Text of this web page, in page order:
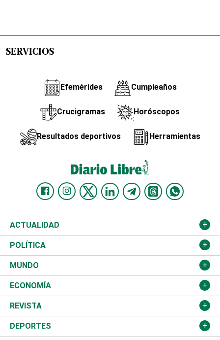
SERVICIOS
Efemérides Cumpleaños
Crucigramas Horóscopos
Resultados deportivos Herramientas
ACTUALIDAD
Nacional
Ciudad
Educación
Salud
Justicia
POLÍTICA
Partidos
JCE
TSE
Congreso Nacional
MUNDO
Estados Unidos
América Latina
Haití
ECONOMÍA
Finanzas
Turismo
REVISTA
Música
DEPORTES